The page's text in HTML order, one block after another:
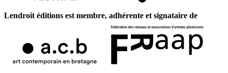
Lendroit éditions est membre, adhérente et signataire de